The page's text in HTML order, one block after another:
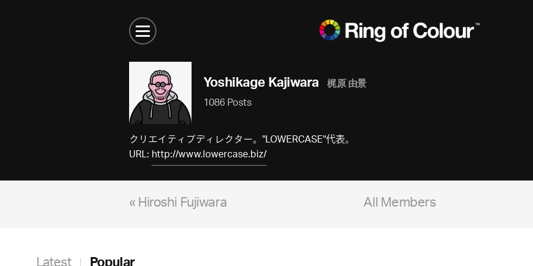
Yoshikage Kajiwara 梶原 由景
1086 Posts
クリエイティブディレクター。"LOWERCASE"代表。
URL:http://www.lowercase.biz/
« Hiroshi Fujiwara All Members